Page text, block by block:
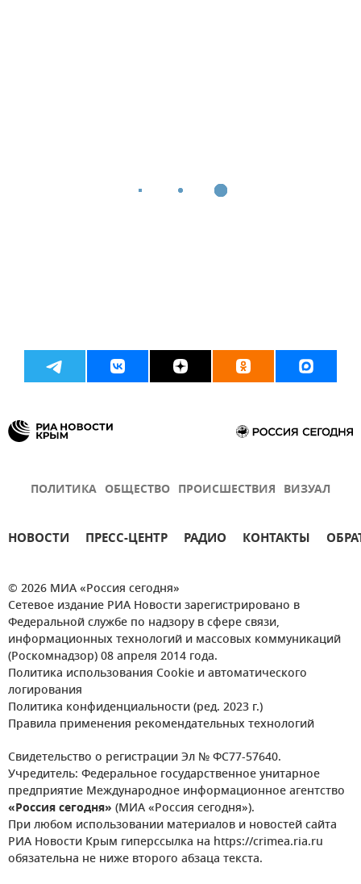
ПОЛИТИКА ОБЩЕСТВО ПРОИСШЕСТВИЯ ВИЗУАЛ
НОВОСТИ ПРЕСС-ЦЕНТР РАДИО КОНТАКТЫ
© 2026 МИА «Россия сегодня»
Сетевое издание РИА Новости зарегистрировано в
Федеральной службе по надзору в сфере связи,
информационных технологий и массовых коммуникаций
(Роскомнадзор) 08 апреля 2014 года.
Политика использования Cookie и автоматического
логирования
Политика конфиденциальности (ред. 2023 г.)
Правила применения рекомендательных технологий
Свидетельство о регистрации Эл № ФС77-57640.
Учредитель: Федеральное государственное унитарное
предприятие Международное информационное агентство
«Россия сегодня» (МИА «Россия сегодня»).
При любом использовании материалов и новостей сайта
РИА Новости Крым гиперссылка на https://crimea.ria.ru
обязательна не ниже второго абзаца текста.